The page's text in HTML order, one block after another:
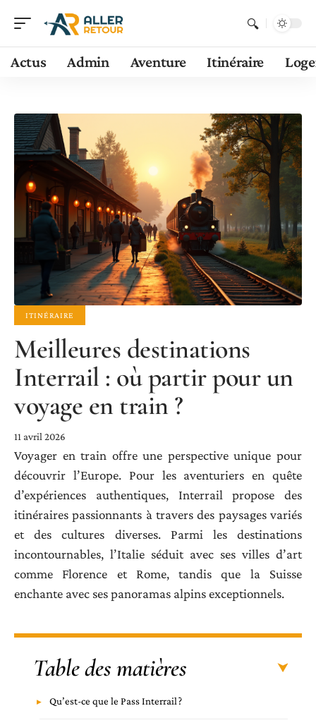
Actus Admin Aventure Itinéraire
ITINÉRAIRE
Meilleures destinations
Interrail : où partir pour un
voyage en train ?
11 avril 2026
Voyager en train offre une perspective unique pour
découvrir l’Europe. Pour les aventuriers en quête
d’expériences authentiques, Interrail propose des
itinéraires passionnants à travers des paysages variés
et des cultures diverses. Parmi les destinations
incontournables, l’Italie séduit avec ses villes d’art
comme Florence et Rome, tandis que la Suisse
enchante avec ses panoramas alpins exceptionnels.
Table des matières
Qu’est-ce que le Pass Interrail ?